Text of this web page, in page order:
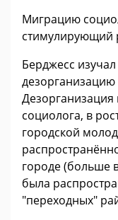
Миграцию
стимулирующий
Берджесс
социолога, в
городской
городе (больше
была
"переходных"